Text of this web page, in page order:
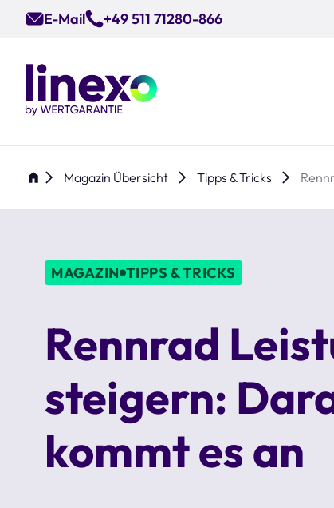
Skip
content
E-Mail +49 511 71280-866
Magazin Übersicht Tipps & Tricks
MAGAZIN TIPPS & TRICKS
Rennrad
steigern:
kommt es an